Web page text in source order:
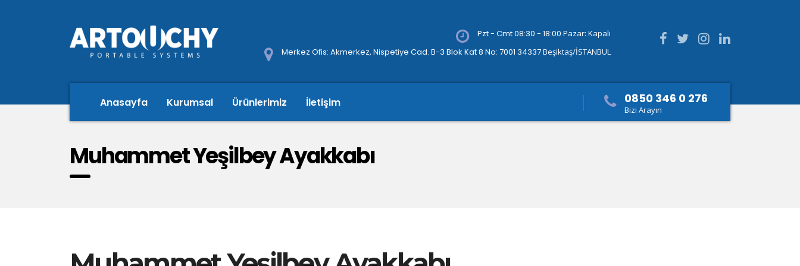
Pzt - Cmt 08:30 - 18:00 Pazar: Kapalı
Merkez Ofis: Akmerkez, Nispetiye Cad. B-3 Blok Kat 8 No: 7001 34337Beşiktaş/İSTANBUL
Anasayfa Kurumsal Ürünlerimiz İletişim 0850 346 0 276
Bizi Arayın
Muhammet Yeşilbey Ayakkabı